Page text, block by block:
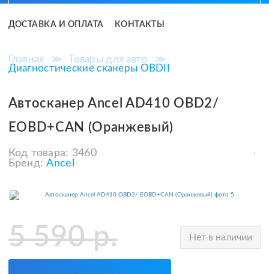
ДОСТАВКА И ОПЛАТА КОНТАКТЫ
Главная ≫ Товары для авто
≫
Диагностические сканеры OBDII
Автосканер Ancel AD410 OBD2/
EOBD+CAN (Оранжевый)
Код товара: 3460
Бренд: Ancel
5 590р. Нет в наличии